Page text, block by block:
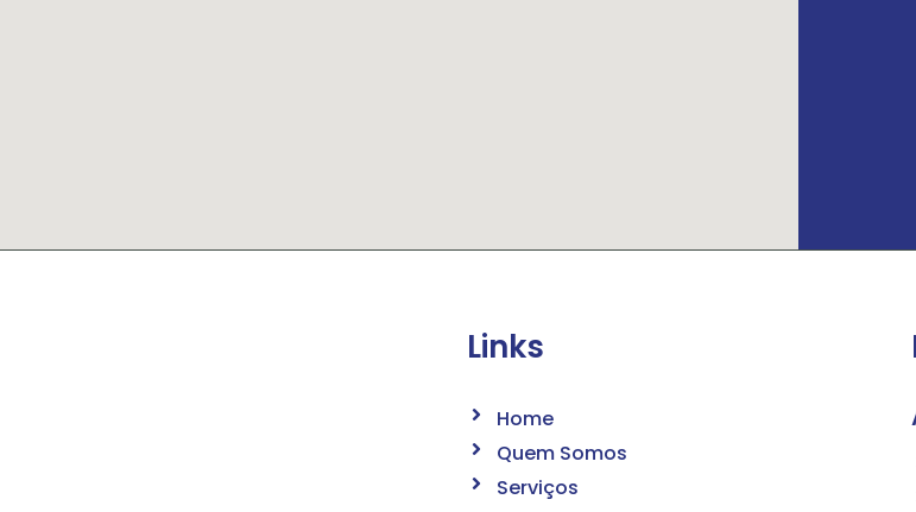
Links
Home
Quem Somos
Serviços